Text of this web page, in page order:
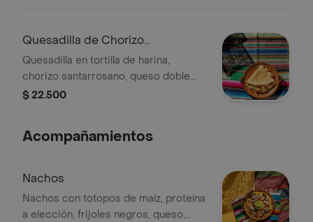
Quesadilla de Chorizo
Santarrossano
Quesadilla en tortilla de harina,
chorizo santarrosano, queso doble
crema y salsa verde.
$ 22.500
Acompañamientos
Nachos
Nachos con totopos de maíz, proteína
a elección, frijoles negros, queso,